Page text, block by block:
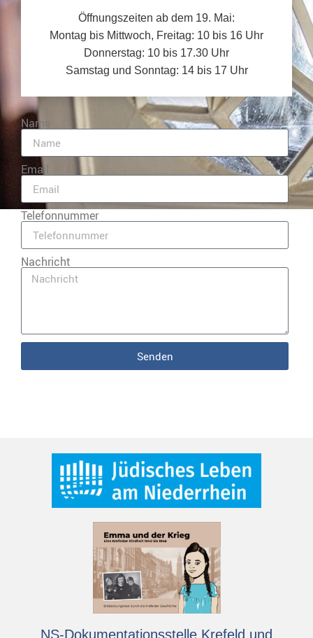
Öffnungszeiten ab dem 19. Mai:
Montag bis Mittwoch, Freitag: 10 bis 16 Uhr
Donnerstag: 10 bis 17.30 Uhr
Samstag und Sonntag: 14 bis 17 Uhr
Name
Email
Telefonnummer
Nachricht
Senden
NS-Dokumentationsstelle Krefeld und